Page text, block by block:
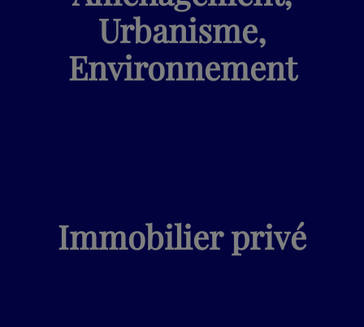
Urbanisme,
Environnement
Immobilier privé